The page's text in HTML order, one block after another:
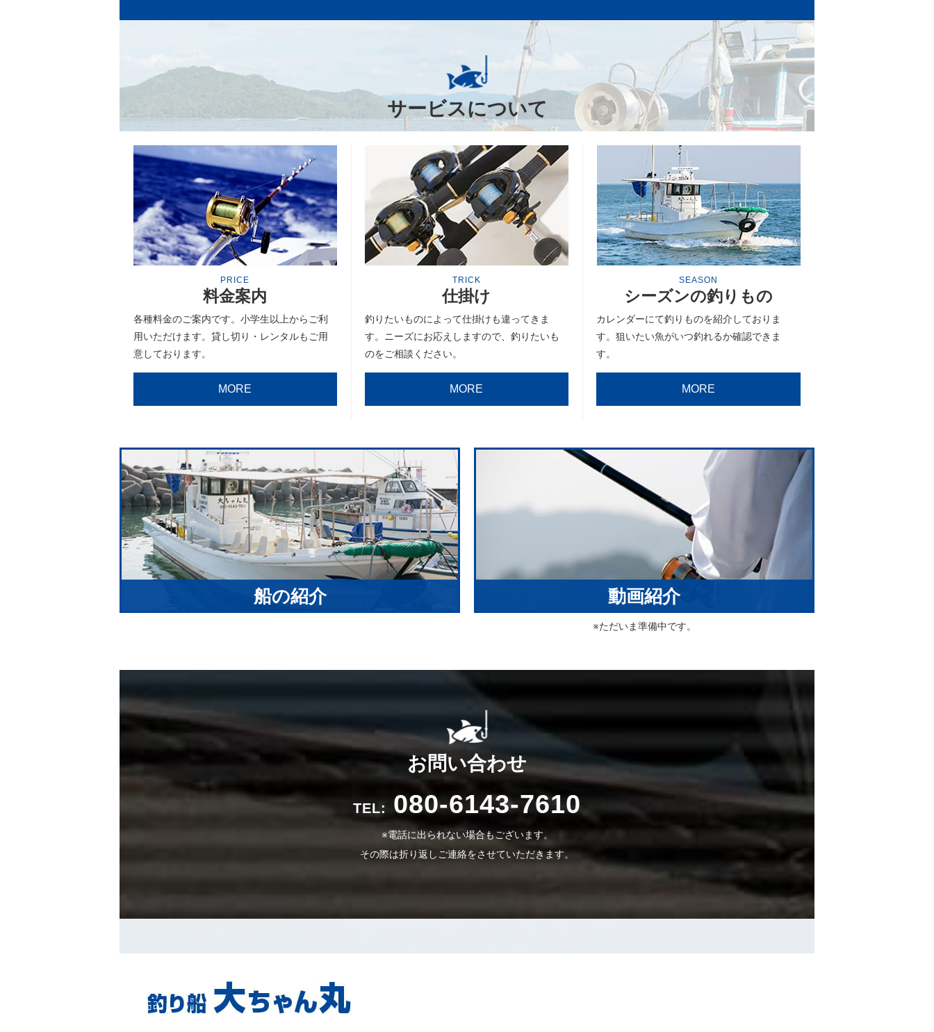
サービスについて
PRICE
料金案内
各種料金のご案内です。小学生以上からご利
用いただけます。貸し切り・レンタルもご用
意しております。
MORE
TRICK
仕掛け
釣りたいものによって仕掛けも違ってきま
す。ニーズにお応えしますので、釣りたいも
のをご相談ください。
MORE
SEASON
シーズンの釣りもの
カレンダーにて釣りものを紹介しておりま
す。狙いたい魚がいつ釣れるか確認できま
す。
MORE
船の紹介
大ちゃん丸の船内を紹介しております。
動画紹介
※ただいま準備中です。
お問い合わせ
TEL: 080-6143-7610
※電話に出られない場合もございます。
その際は折り返しご連絡をさせていただきます。